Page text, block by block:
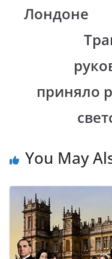
Лондоне
приняло
You May